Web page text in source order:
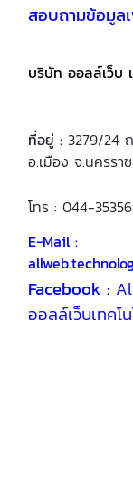
สอบถามข้อมูล
บริษัท ออลล์เว็บ
ที่อยู่ : 3279/24
อ.เมือง จ.นครร
โทร : 044-
E-Mail :
Facebook :
ออลล์เว็บเทคโ